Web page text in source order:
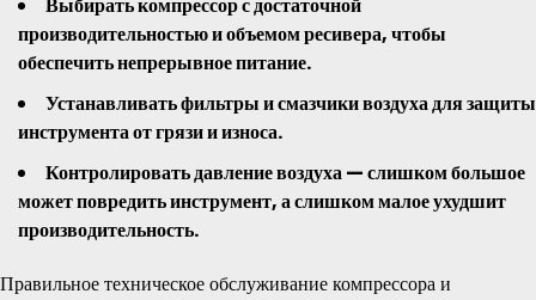
производительностью и объемом ресивера, чтобы
обеспечить непрерывное питание.
Устанавливать фильтры и смазчики воздуха для защиты
инструмента от грязи и износа.
Контролировать давление воздуха — слишком большое
может повредить инструмент, а слишком малое ухудшит
производительность.
Правильное техническое обслуживание компрессора и